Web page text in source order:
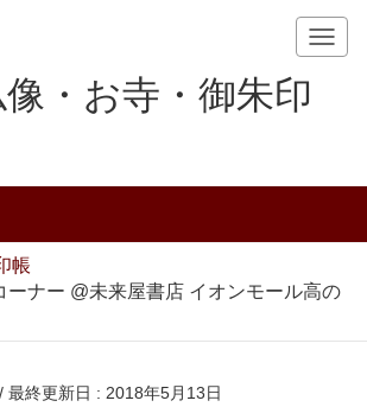
T
v
g
・お寺・御朱印
帳
ーナー @未来屋書店 イオンモール高の
/ 最終更新日 : 2018年5月13日